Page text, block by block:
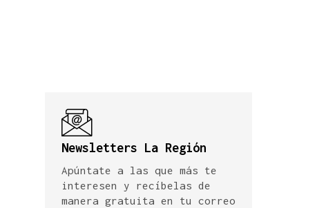
Newsletters La Región
Apúntate a las que más te
interesen y recíbelas de
manera gratuita en tu correo